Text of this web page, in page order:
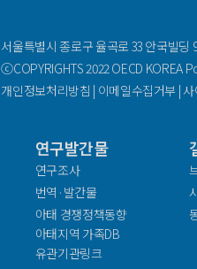
서울특별시 종로구 율곡로 33 안국빌딩
ⓒCOPYRIGHTS 2022 OECD KOREA
개인정보처리방침 | 이메일수집거부 |사
연구발간물
연구조사
번역·발간물
아태 경쟁정책동향
아태지역 가족DB
유관기관링크
facebook